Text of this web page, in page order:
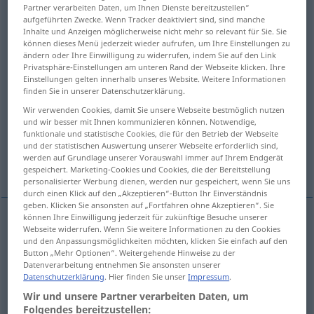
Übersicht aller Übersetzungen
(Für mehr Details die Übersetzung anklicken/antippen)
vermehren, vergrößern, erhöhen,
heraufsetzen, aufstocken
erhöhen, aufbessern, erhöhen, steigern
Weitere Beispiele...
vermehren augmenter
vergrößern augmenter
erhöhen augmenter prix, impôts, etc
Partner verarbeiten Daten, um Ihnen Dienste bereitzustellen“
aufgeführten Zwecke. Wenn Tracker deaktiviert sind, sind manche
Inhalte und Anzeigen möglicherweise nicht mehr so relevant für Sie. Sie
können dieses Menü jederzeit wieder aufrufen, um Ihre Einstellungen zu
ändern oder Ihre Einwilligung zu widerrufen, indem Sie auf den Link
Privatsphäre-Einstellungen am unteren Rand der Webseite klicken. Ihre
Einstellungen gelten innerhalb unseres Website. Weitere Informationen
finden Sie in unserer Datenschutzerklärung.
Wir verwenden Cookies, damit Sie unsere Webseite bestmöglich nutzen
und wir besser mit Ihnen kommunizieren können. Notwendige,
funktionale und statistische Cookies, die für den Betrieb der Webseite
und der statistischen Auswertung unserer Webseite erforderlich sind,
werden auf Grundlage unserer Vorauswahl immer auf Ihrem Endgerät
gespeichert. Marketing-Cookies und Cookies, die der Bereitstellung
personalisierter Werbung dienen, werden nur gespeichert, wenn Sie uns
durch einen Klick auf den „Akzeptieren“-Button Ihr Einverständnis
geben. Klicken Sie ansonsten auf „Fortfahren ohne Akzeptieren“. Sie
können Ihre Einwilligung jederzeit für zukünftige Besuche unserer
Webseite widerrufen. Wenn Sie weitere Informationen zu den Cookies
und den Anpassungsmöglichkeiten möchten, klicken Sie einfach auf den
Button „Mehr Optionen“. Weitergehende Hinweise zu der
Datenverarbeitung entnehmen Sie ansonsten unserer
Datenschutzerklärung. Hier finden Sie unserImpressum.
Wir und unsere Partner verarbeiten Daten, um
Folgendes bereitzustellen: